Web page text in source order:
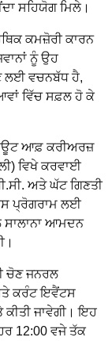
ਸਹਿਯੋਗ ਮਿਲੇ।
ਕਮਜ਼ੋਰੀ ਕਾਰਨ
ਨੂੰ ਉਹ
ਲਈ ਵਚਨਬੱਧ ਹੈ,
ਵਿੱਚ ਸਫ਼ਲ ਹੋ ਕੇ
ਆਫ਼ ਕਰੀਅਰਜ਼
ਵਿਖੇ ਕਰਵਾਈ
ਅਤੇ ਘੱਟ ਗਿਣਤੀ
ਪ੍ਰੋਗਰਾਮ ਲਈ
ਸਾਲਾਨਾ ਆਮਦਨ
ਚੋਣ ਜਨਰਲ
ਕਰੰਟ ਇਵੈਂਟਸ
ਜਾਵੇਗੀ। ਇਹ
12:00 ਵਜੇ ਤੱਕ